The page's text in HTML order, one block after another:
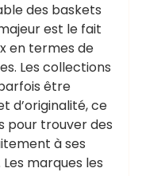
des baskets
est le fait
en termes de
Les collections
être
d’originalité, ce
pour trouver des
à ses
marques les